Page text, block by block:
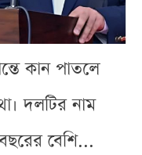
কান পাতলে
দলটির নাম
বেশি...